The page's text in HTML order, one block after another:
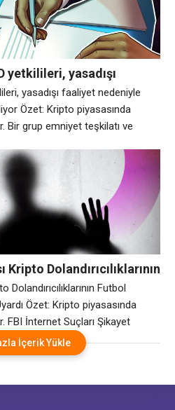
yetkilileri, yasadışı
Yasasına itiraz ediyor
yasadışı faaliyet nedeniyle
Özet: Kripto piyasasında
Bir grup emniyet teşkilatı ve
olan ABD CLARITY Yasası
isteyen son iki grup oldu. Salı
dört emniyet teşkilatı, CLARITY
Kripto Dolandırıcılıklarının
Aldığı UyardıFutbol
Özet: Kripto piyasasında
FBI İnternet Suçları Şikayet
FIFA web sitesi keşfetti. Bilet,
Yasal FIFA sitesi:
İçerik Yükle